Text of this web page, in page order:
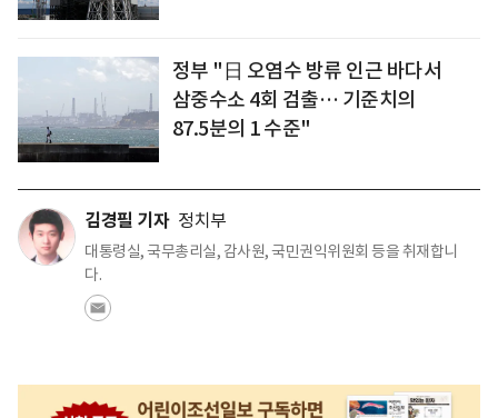
정부 "日 오염수 방류 인근 바다서
삼중수소 4회 검출… 기준치의
87.5분의 1 수준"
김경필 기자 정치부
대통령실, 국무총리실, 감사원, 국민권익위원회 등을 취재합니
다.